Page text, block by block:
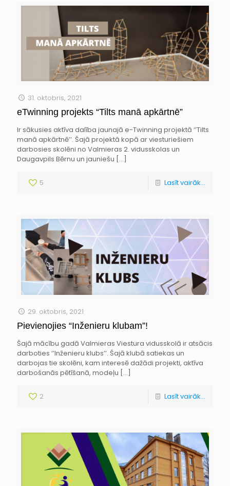
31. oktobris, 2021
eTwinning projekts “Tilts manā apkārtnē”
Ir sākusies aktīva dalība jaunajā e-Twinning projektā ‘’Tilts
manā apkārtnē’’. Šajā projektā kopā ar viesturiešiem
darbosies skolēni no Valmieras 2. vidusskolas un
Daugavpils Bērnu un jauniešu […]
5 Lasīt vairāk...
29. oktobris, 2021
Pievienojies “Inženieru klubam”!
Šajā mācību gadā Valmieras Viestura vidusskolā ir atsācis
darboties ‘’Inženieru klubs’’. Šajā klubā satiekas un
darbojas tie skolēni, kam interesē dažādi projekti, aktīva
darbošanās pētīšanā, modeļu […]
2 Lasīt vairāk...